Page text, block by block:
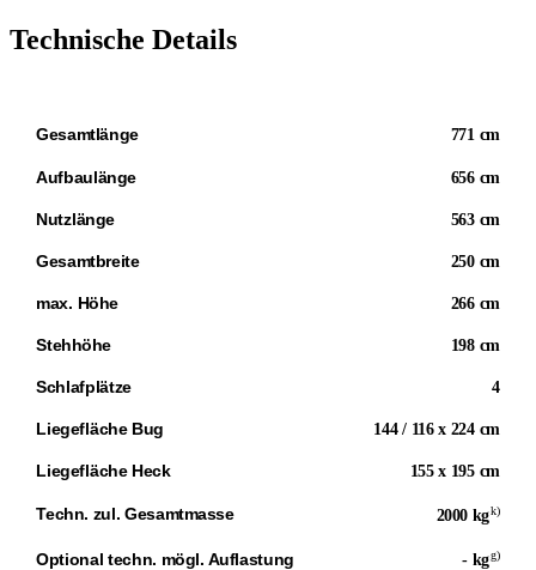
Technische Details
Gesamtlänge 771 cm
Aufbaulänge 656 cm
Nutzlänge 563 cm
Gesamtbreite 250 cm
max. Höhe 266 cm
Stehhöhe 198 cm
Schlafplätze 4
Liegefläche Bug 144 / 116 x 224 cm
Liegefläche Heck 155 x 195 cm
Techn. zul. Gesamtmasse 2000 kgk)
Optional techn. mögl. Auflastung - kgg)